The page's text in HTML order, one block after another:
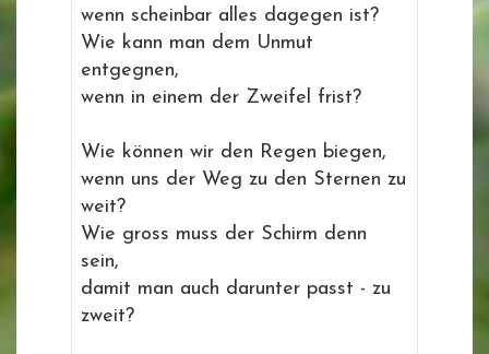
wenn scheinbar alles dagegen ist?
Wie kann man dem Unmut
entgegnen,
wenn in einem der Zweifel frist?
Wie können wir den Regen biegen,
wenn uns der Weg zu den Sternen zu
weit?
Wie gross muss der Schirm denn
sein,
damit man auch darunter passt - zu
zweit?